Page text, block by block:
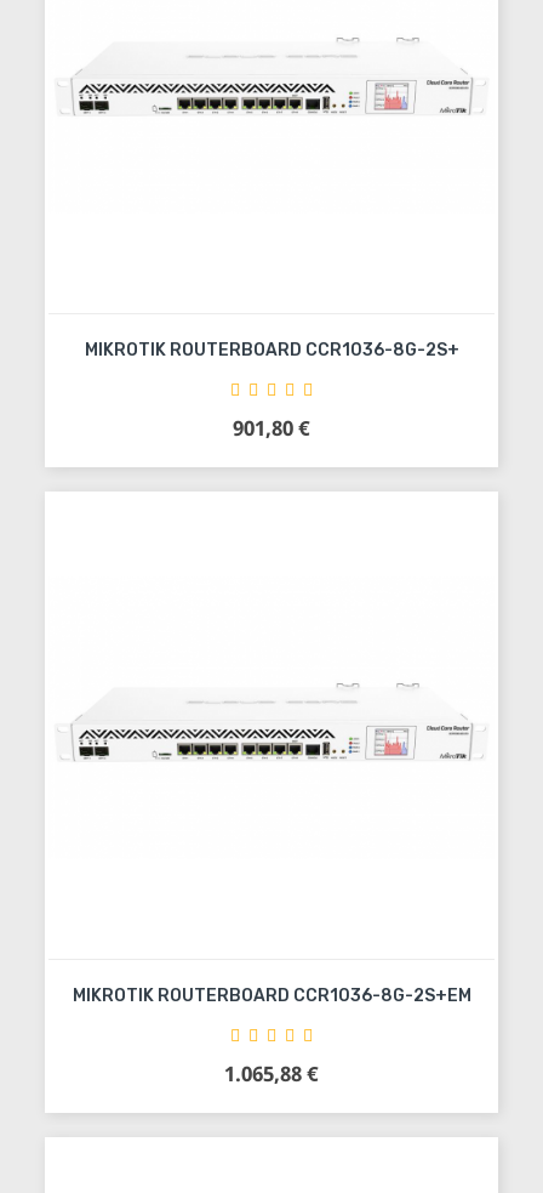
MIKROTIK ROUTERBOARD CCR1036-8G-2S+
Precio
901,80 €
Añadir al carrito
MIKROTIK ROUTERBOARD CCR1036-8G-2S+EM
Precio
1.065,88 €
Añadir al carrito